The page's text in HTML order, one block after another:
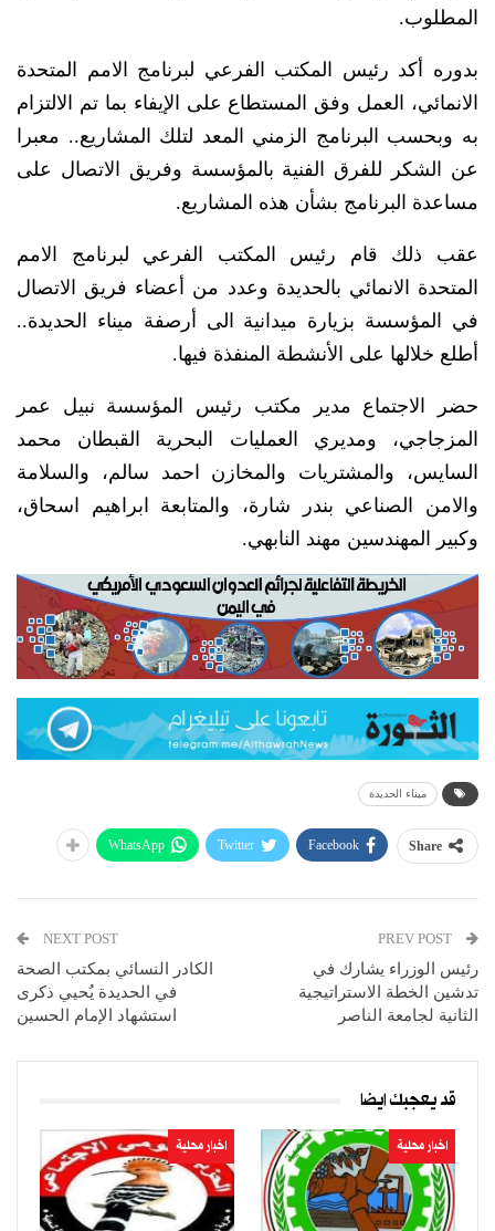
المطلوب.
بدوره أكد رئيس المكتب الفرعي لبرنامج الامم المتحدة
الانمائي، العمل وفق المستطاع على الإيفاء بما تم الالتزام
به وبحسب البرنامج الزمني المعد لتلك المشاريع.. معبرا
عن الشكر للفرق الفنية بالمؤسسة وفريق الاتصال على
مساعدة البرنامج بشأن هذه المشاريع.
عقب ذلك قام رئيس المكتب الفرعي لبرنامج الامم
المتحدة الانمائي بالحديدة وعدد من أعضاء فريق الاتصال
في المؤسسة بزيارة ميدانية الى أرصفة ميناء الحديدة..
أطلع خلالها على الأنشطة المنفذة فيها.
حضر الاجتماع مدير مكتب رئيس المؤسسة نبيل عمر
المزجاجي، ومديري العمليات البحرية القبطان محمد
السايس، والمشتريات والمخازن احمد سالم، والسلامة
والامن الصناعي بندر شارة، والمتابعة ابراهيم اسحاق،
وكبير المهندسين مهند النابهي.
ميناء الحديدة
Share
Facebook
Twitter
WhatsApp
رئيس الوزراء يشارك في
تدشين الخطة الاستراتيجية
الثانية لجامعة الناصر
NEXT POST
الكادر النسائي بمكتب الصحة
في الحديدة يُحيي ذكرى
استشهاد الإمام الحسين
قد يعجبك ايضا
اخبار محلية اخبار محلية